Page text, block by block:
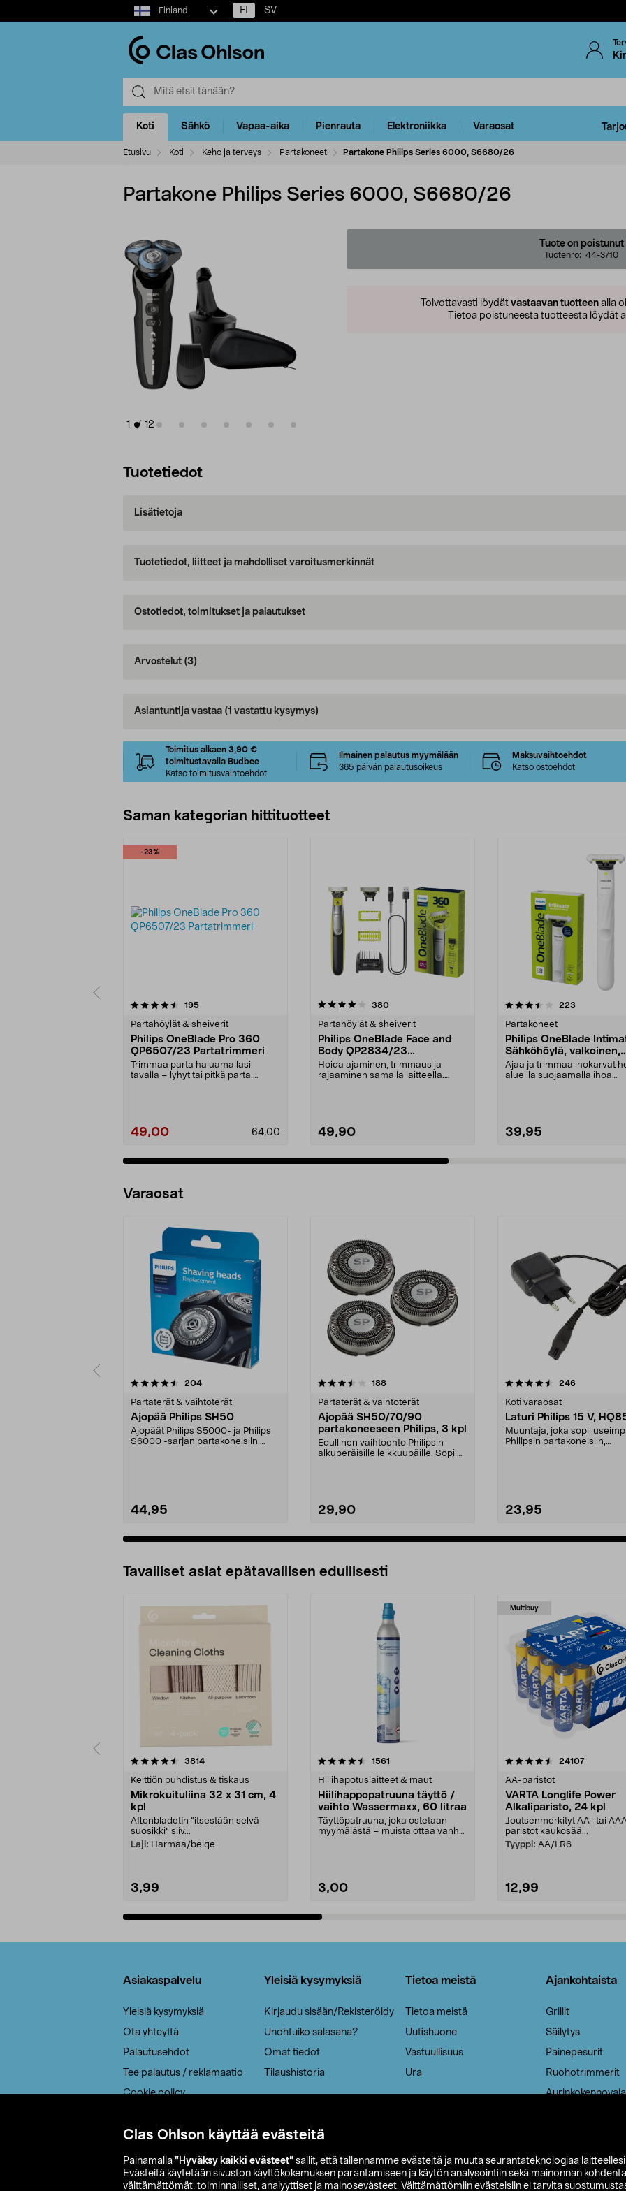
Clas Ohlson käyttää evästeitä
Painamalla ”Hyväksy kaikki evästeet” sallit, että tallennamme evästeitä ja muuta seurantateknologiaa laitteellesi
Evästeitä käytetään sivuston käyttökokemuksen parantamiseen ja käytön analysointiin sekä mainonnan
välttämättömät, toiminnalliset, analyyttiset ja mainosevästeet. Välttämättömiin evästeisiin ei tarvita
Select
market
Finland FI SV
Koti Sähkö Vapaa-aika Pienrauta Elektroniikka Varaosat
Etusivu Koti Keho ja terveys Partakoneet Partakone Philips Series 6000, S6680/26
Partakone Philips Series 6000, S6680/26
1 / 12
Tuote on poistunut
Tuotenro: 44-3710
Toivottavasti löydät vastaavan tuotteen alla
Tietoa poistuneesta tuotteesta löydät
Tuotetiedot
Lisätietoja
Tuotetiedot, liitteet ja mahdolliset varoitusmerkinnät
Ostotiedot, toimitukset ja palautukset
Arvostelut (3)
Asiantuntija vastaa (1 vastattu kysymys)
Toimitus alkaen 3,90 €
toimitustavalla Budbee
Katso toimitusvaihtoehdot
Ilmainen palautus myymälään
365 päivän palautusoikeus
Maksuvaihtoehdot
Katso ostoehdot
Saman kategorian hittituotteet
-23%
195arvostelut
Partahöylät & sheiverit
Philips OneBlade Pro 360
QP6507/23 Partatrimmeri
Trimmaa parta haluamallasi
tavalla – lyhyt tai pitkä parta.
49,00 64,00
4.0 viidestä
380arvostelut
Partahöylät & sheiverit
Philips OneBlade Face and
Body QP2834/23
Sähkökäyttöinen partahöylä
Hoida ajaminen, trimmaus ja
rajaaminen samalla laitteella.
49,90
3.5 viidestä
223
Partakoneet
Philips OneBlade
Sähköhöylä, valkoinen,
QP1924/22
Ajaa ja trimmaa ihokarvat
alueilla suojaamalla ihoa
39,95
4.5 viidestä
Varaosat
204arvostelut
Partaterät & vaihtoterät
Ajopää Philips SH50
Ajopäät Philips S5000- ja Philips
S6000 -sarjan partakoneisiin.
44,95
3.5viidestä
188arvostelut
Partaterät & vaihtoterät
Ajopää SH50/70/90
partakoneeseen Philips, 3 kpl
Edullinen vaihtoehto Philipsin
alkuperäisille leikkuupäille. Sopii
29,90
4.5viidestä
246arvostelut
Koti varaosat
Laturi Philips 15 V,
Muuntaja, joka sopii
Philipsin partakoneisiin,
23,95
4.0viidestä
Tavalliset asiat epätavallisen edullisesti
3814arvostelut
Keittiön puhdistus & tiskaus
Mikrokuituliina 32 x 31 cm, 4
kpl
Aftonbladetin "itsestään selvä
suosikki" siiv...
Laji: Harmaa/beige
3,99
4.5viidestä
1561
Hiilihapotuslaitteet & maut
Hiilihappopatruuna täyttö /
vaihto Wassermaxx, 60 litraa
Täyttöpatruuna, joka ostetaan
myymälästä – muista ottaa vanha
3,00
Multibuy
4.5viidestä
24107arvostelut
AA-paristot
VARTA Longlife Power
Alkaliparisto, 24 kpl
Joutsenmerkityt AA- tai
paristot kaukosää...
Tyyppi: AA/LR6
12,99
4.5viidestä
Asiakaspalvelu
Yleisiä kysymyksiä
Ota yhteyttä
Palautusehdot
Tee palautus / reklamaatio
Cookie policy
Saavutettavuus
Yleisiä kysymyksiä
Kirjaudu sisään/Rekisteröidy
Unohtuiko salasana?
Omat tiedot
Tilaushistoria
Tietoa meistä
Tietoa meistä
Uutishuone
Vastuullisuus
Ura
Ajankohtaista
Grillit
Säilytys
Painepesurit
Ruohotrimmerit